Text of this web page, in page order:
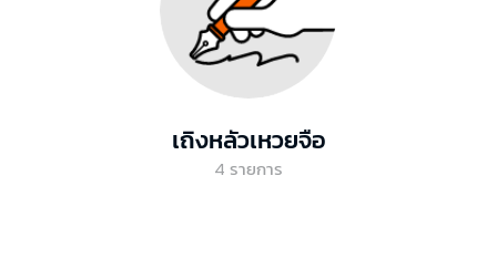
เถิงหลัวเหวยจือ
4 รายการ